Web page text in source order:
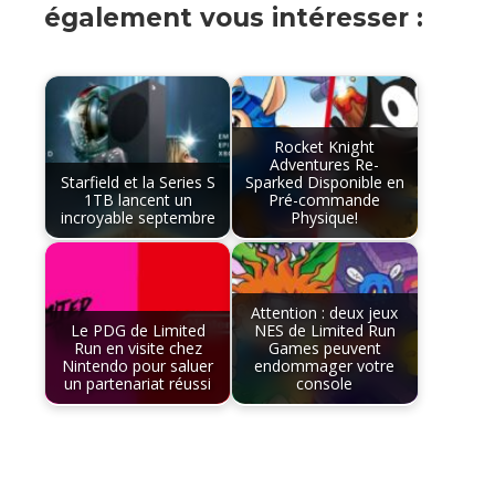
également vous intéresser :
Starfield et la Series S
1TB lancent un
incroyable septembre
Rocket Knight
Adventures Re-
Sparked Disponible en
Pré-commande
Physique!
Le PDG de Limited
Run en visite chez
Nintendo pour saluer
un partenariat réussi
Attention : deux jeux
NES de Limited Run
Games peuvent
endommager votre
console